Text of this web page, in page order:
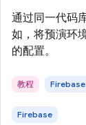
通过同一代码
如，将预演环
的配置。
教程
Firebase